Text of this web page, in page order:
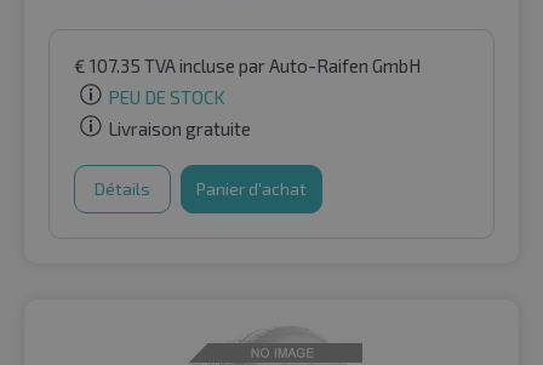
€ 107.35 TVA incluse par Auto-Raifen GmbH
PEU DE STOCK
Livraison gratuite
Détails Panier d'achat